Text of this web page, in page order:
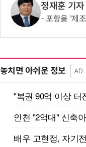
정재훈 기자
포항을 '제조 AX'
놓치면 아쉬운 정보 AD